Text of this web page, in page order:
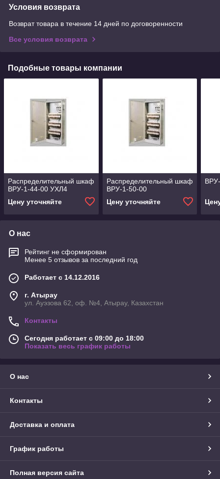
Условия возврата
Возврат товара в течение 14 дней по договоренности
Все условия возврата
Подобные товары компании
Распределительный шкаф
ВРУ-1-44-00 УХЛ4
Цену уточняйте
Распределительный шкаф
ВРУ-1-50-00
Цену уточняйте
О нас
Рейтинг не сформирован
Менее 5 отзывов за последний год
Работает с 14.12.2016
г. Атырау
ул. Ауэзова 62, оф. №4, Атырау, Казахстан
Контакты
Сегодня работает с 09:00 до 18:00
Показать весь график работы
О нас
Контакты
Доставка и оплата
График работы
Полная версия сайта